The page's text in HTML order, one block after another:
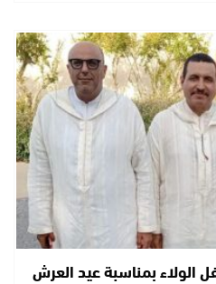
الولاء بمناسبة عيد العرش